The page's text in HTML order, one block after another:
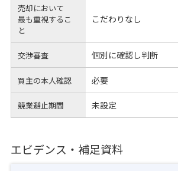
売却において
最も重視するこ
と
こだわりなし
交渉審査 個別に確認し判断
買主の本人確認 必要
競業避止期間 未設定
エビデンス・補足資料